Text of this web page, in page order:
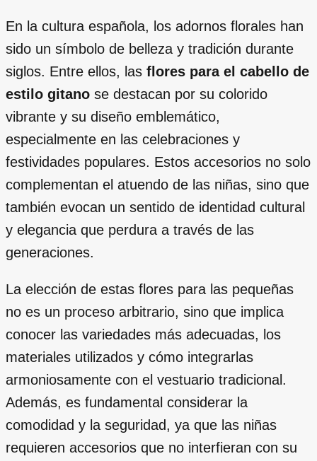
En la cultura española, los adornos florales han
sido un símbolo de belleza y tradición durante
siglos. Entre ellos, las flores para el cabello de
estilo gitano se destacan por su colorido
vibrante y su diseño emblemático,
especialmente en las celebraciones y
festividades populares. Estos accesorios no solo
complementan el atuendo de las niñas, sino que
también evocan un sentido de identidad cultural
y elegancia que perdura a través de las
generaciones.
La elección de estas flores para las pequeñas
no es un proceso arbitrario, sino que implica
conocer las variedades más adecuadas, los
materiales utilizados y cómo integrarlas
armoniosamente con el vestuario tradicional.
Además, es fundamental considerar la
comodidad y la seguridad, ya que las niñas
requieren accesorios que no interfieran con su